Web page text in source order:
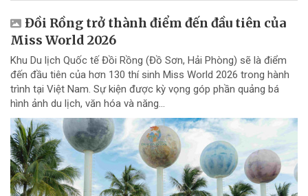
Đồi Rồng trở thành điểm đến đầu tiên của
Miss World 2026
Khu Du lịch Quốc tế Đồi Rồng (Đồ Sơn, Hải Phòng) sẽ là điểm
đến đầu tiên của hơn 130 thí sinh Miss World 2026 trong hành
trình tại Việt Nam. Sự kiện được kỳ vọng góp phần quảng bá
hình ảnh du lịch, văn hóa và năng...